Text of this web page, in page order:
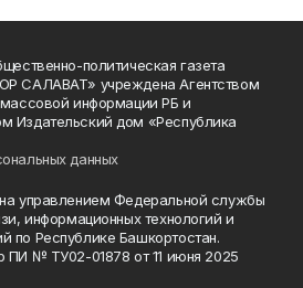
политическая газета
САЛАВАТ» учреждена Агентством
информации РБ и
Издательский дом «Республика
данных
управлением Федеральной службы
информационных технологий и
по Республике Башкортостан.
ПИ № ТУ02-01878 от 11 июня 2025